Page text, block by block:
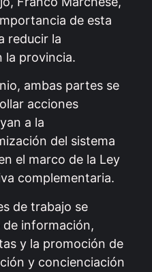
de esta
reducir la
la provincia.
ambas partes se
acciones
a la
del sistema
el marco de la Ley
complementaria.
de trabajo se
información,
y la promoción de
y concienciación